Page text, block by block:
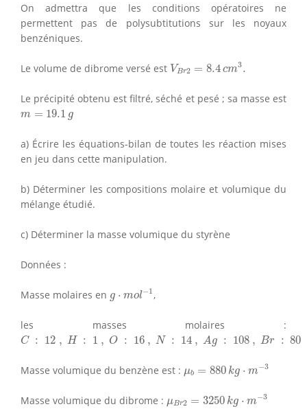
On admettra que les conditions opératoires ne
permettent pas de polysubtitutions sur les noyaux
benzéniques.
Le volume de dibrome versé est VBr2 = 8.4cm3.
VB 8.4 3
Le précipité obtenu est filtré, séché et pesé ; sa masse est
m = 19.1 g
m = 19.1g
a) Écrire les équations-bilan de toutes les réaction mises
en jeu dans cette manipulation.
b) Déterminer les compositions molaire et volumique du
mélange étudié.
c) Déterminer la masse volumique du styrène
Données :
Masse molaires en g ⋅ mol−1
−1 ,
les masses molaires :
C : 12 , H : 1 , O : 16 , N : 14 , Ag : 108 , Br : 80
C 12, :1 O 16 N : 14 A g 108 Br : 80
Masse volumique du benzène est : μb = 880 kg ⋅ m−3
880k 3
Masse volumique du dibrome : μBr2 = 3250 kg ⋅ m−3
3250 k −3